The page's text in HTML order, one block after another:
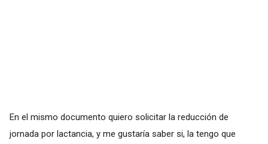
En el mismo documento quiero solicitar la reducción de
jornada por lactancia, y me gustaría saber si, la tengo que